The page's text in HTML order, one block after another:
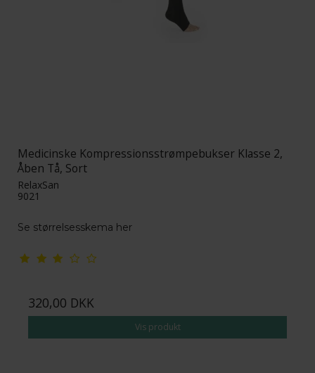
Medicinske Kompressionsstrømpebukser Klasse 2,
Åben Tå, Sort
RelaxSan
9021
Se størrelsesskema her
320,00 DKK
Vis produkt